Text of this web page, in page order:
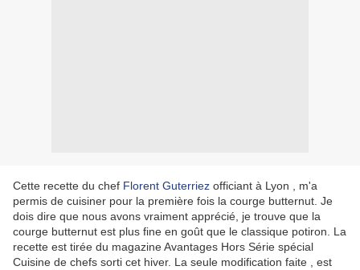
Cette recette du chef Florent Guterriez officiant à Lyon , m'a
permis de cuisiner pour la première fois la courge butternut. Je
dois dire que nous avons vraiment apprécié, je trouve que la
courge butternut est plus fine en goût que le classique potiron. La
recette est tirée du magazine Avantages Hors Série spécial
Cuisine de chefs sorti cet hiver. La seule modification faite , est